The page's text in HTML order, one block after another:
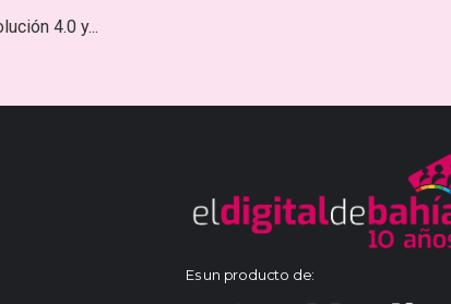
4.0 y...
Es un producto de: